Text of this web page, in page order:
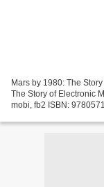
Mars by 1980: The
The Story of Electronic
mobi, fb2 ISBN: